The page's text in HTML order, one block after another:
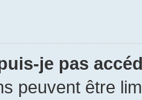
je pas
peuvent être